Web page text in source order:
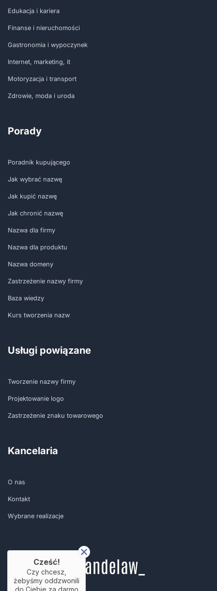
Edukacja i kariera
Finanse i nieruchomości
Gastronomia i wypoczynek
Internet, marketing, it
Motoryzacja i transport
Zdrowie, moda i uroda
Porady
Poradnik kupującego
Jak wybrać nazwę
Jak kupić nazwę
Jak chronić nazwę
Nazwa dla firmy
Nazwa dla produktu
Nazwa domeny
Zastrzeżenie nazwy firmy
Baza wiedzy
Kurs tworzenia nazw
Usługi powiązane
Tworzenie nazwy firmy
Projektowanie logo
Zastrzeżenie znaku towarowego
Kancelaria
O nas
Kontakt
Wybrane realizacje
Cześć!
Czy chcesz,
żebyśmy oddzwonili
do Ciebie za darmo